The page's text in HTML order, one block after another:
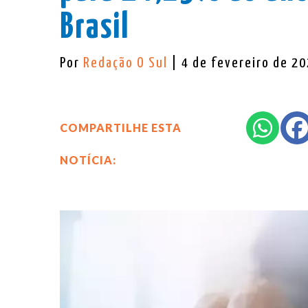
Brasil
Por Redação O Sul | 4 de fevereiro de
COMPARTILHE ESTA
NOTÍCIA: